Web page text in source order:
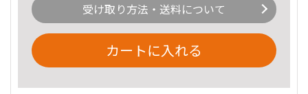
受け取り方法・送料について
カートに入れる